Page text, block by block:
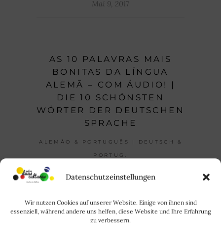
Datenschutzeinstellungen
Wir nutzen Cookies auf unserer Website. Einige von ihnen sind
essenziell, während andere uns helfen, diese Website und Ihre Erfahrung
zu verbessern.
Mai 9, 2017
AS 10 PALAVRAS MAIS
BONITAS DA LÍNGUA
ALEMÃ – COM ÁUDIO! |
DIE 10 SCHÖNSTEN
WÖRTER DER DEUTSCHEN
SPRACHE
ALEMÃO & PORTUGUÊS | DEUTSCH &
PORTUG.